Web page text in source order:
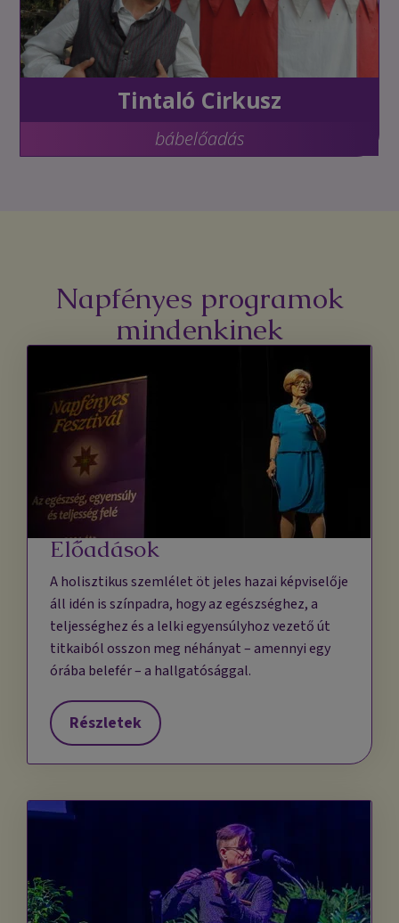
Tintaló Cirkusz
bábelőadás
Napfényes programok
mindenkinek
Előadások
A holisztikus szemlélet öt jeles hazai képviselője
áll idén is színpadra, hogy az egészséghez, a
teljességhez és a lelki egyensúlyhoz vezető út
titkaiból osszon meg néhányat – amennyi egy
órába belefér – a hallgatósággal.
Részletek